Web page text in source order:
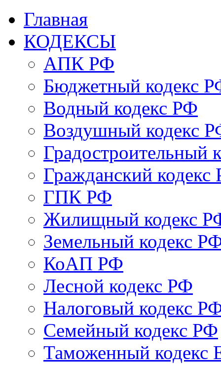
Главная
КОДЕКСЫ
АПК РФ
Бюджетный кодекс
Водный кодекс РФ
Воздушный кодекс
Градостроительный
Гражданский кодекс
ГПК РФ
Жилищный кодекс
Земельный кодекс
КоАП РФ
Лесной кодекс РФ
Налоговый кодекс
Семейный кодекс РФ
Таможенный